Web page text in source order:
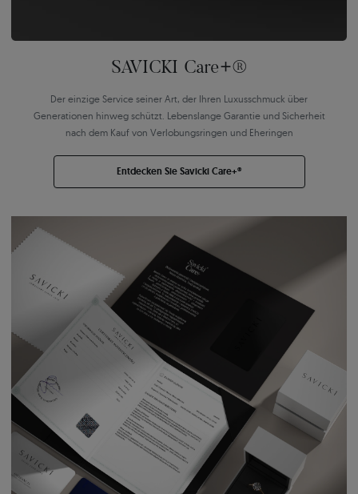
SAVICKI Care+®
Der einzige Service seiner Art, der Ihren Luxusschmuck über
Generationen hinweg schützt. Lebenslange Garantie und Sicherheit
nach dem Kauf von Verlobungsringen und Eheringen
Entdecken Sie Savicki Care+®